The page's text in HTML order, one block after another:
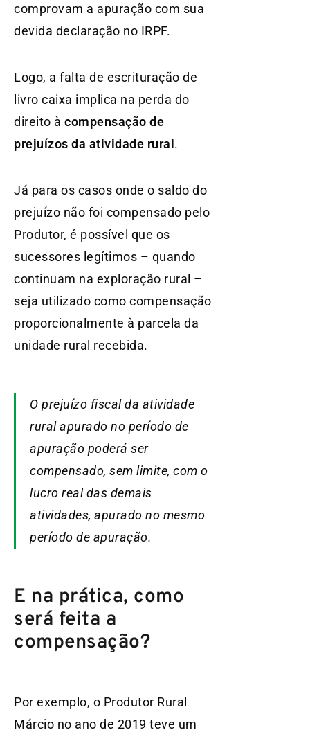
comprovam a apuração com sua
devida declaração no IRPF.
Logo, a falta de escrituração de
livro caixa implica na perda do
direito à compensação de
prejuízos da atividade rural.
Já para os casos onde o saldo do
prejuízo não foi compensado pelo
Produtor, é possível que os
sucessores legítimos – quando
continuam na exploração rural –
seja utilizado como compensação
proporcionalmente à parcela da
unidade rural recebida.
O prejuízo fiscal da atividade
rural apurado no período de
apuração poderá ser
compensado, sem limite, com o
lucro real das demais
atividades, apurado no mesmo
período de apuração.
E na prática, como
será feita a
compensação?
Por exemplo, o Produtor Rural
Márcio no ano de 2019 teve um